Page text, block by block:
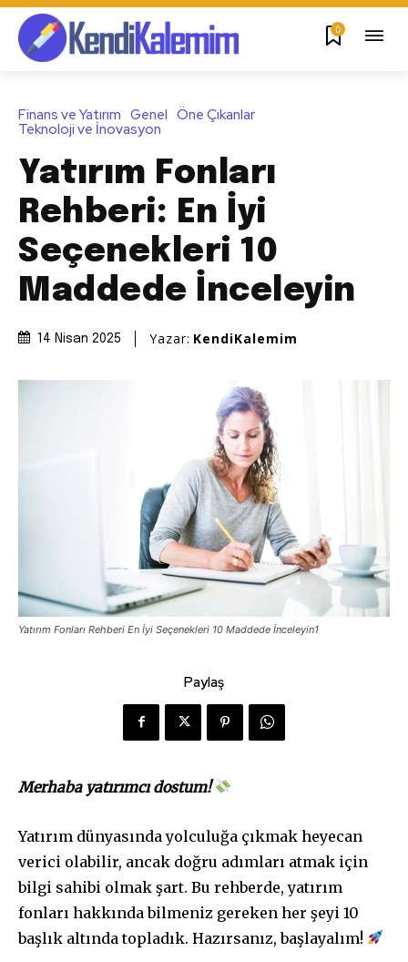
0
Finans ve Yatırım Genel Öne Çıkanlar
Teknoloji ve İnovasyon
Yatırım Fonları
Rehberi: En İyi
Seçenekleri 10
Maddede İnceleyin
14 Nisan 2025 Yazar: KendiKalemim
Yatırım Fonları Rehberi En İyi Seçenekleri 10 Maddede İnceleyin1
Paylaş
Merhaba yatırımcı dostum!
Yatırım dünyasında yolculuğa çıkmak heyecan
verici olabilir, ancak doğru adımları atmak için
bilgi sahibi olmak şart. Bu rehberde, yatırım
fonları hakkında bilmeniz gereken her şeyi 10
başlık altında topladık. Hazırsanız, başlayalım!